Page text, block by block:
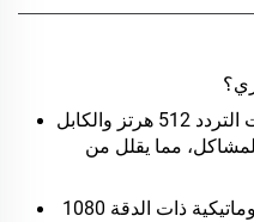
: توفر وحدة الإرسال ذات التردد 512 هرتز والكابل
مما يقلل من
: توفر الكاميرا الأوتوماتيكية ذات الدقة 1080P